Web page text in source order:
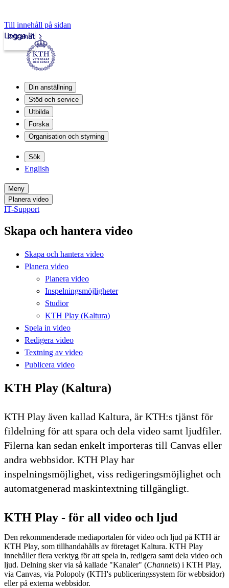
Till innehåll på sidan
Intranät
Logga in
Din anställning
Stöd och service
Utbilda
Forska
Organisation och styrning
Sök
English
Meny
Planera video
IT-Support
Skapa och hantera video
Skapa och hantera video
Planera video
Planera video
Inspelningsmöjligheter
Studior
KTH Play (Kaltura)
Spela in video
Redigera video
Textning av video
Publicera video
KTH Play (Kaltura)
KTH Play även kallad Kaltura, är KTH:s tjänst för
fildelning för att spara och dela video samt ljudfiler.
Filerna kan sedan enkelt importeras till Canvas eller
andra webbsidor. KTH Play har
inspelningsmöjlighet, viss redigeringsmöjlighet och
automatgenerad maskintextning tillgängligt.
KTH Play - för all video och ljud
Den rekommenderade mediaportalen för video och ljud på KTH är
KTH Play, som tillhandahålls av företaget Kaltura. KTH Play
innehåller flera verktyg för att spela in, redigera samt dela video och
ljud. Delning sker via så kallade "Kanaler" (Channels) i KTH Play,
via Canvas, via Polopoly (KTH's publiceringssystem för webbsidor)
eller på externa webbsidor.